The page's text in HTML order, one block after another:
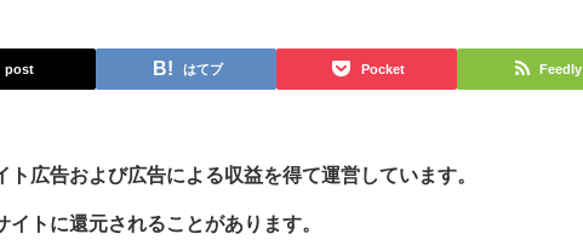
post はてブ Pocket Feedly
広告および広告による収益を得て運営しています。
トに還元されることがあります。